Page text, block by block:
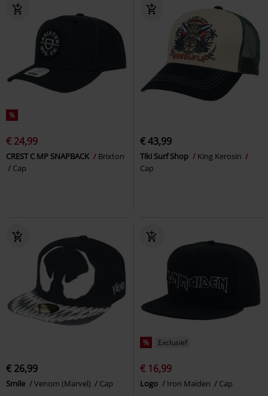
%
€ 24,99
CREST C MP SNAPBACK
Brixton
Cap
€ 43,99
Tiki Surf Shop
King Kerosin
Cap
€ 26,99
Smile Venom (Marvel) Cap
% Exclusief
€ 16,99
Logo Iron Maiden Cap